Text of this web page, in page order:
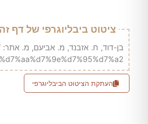
ציטוט ביבליוגרפי של דף זה
העתקת הציטוט הביבליוגרפי